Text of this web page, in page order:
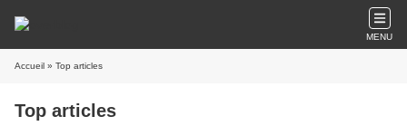
MENU
Accueil » Top articles
Top articles